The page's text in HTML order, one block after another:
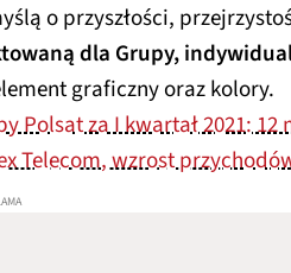
o przyszłości,
dla Grupy,
graficzny oraz kolory.
Polsat za I kwartał 2021:
Telecom, wzrost